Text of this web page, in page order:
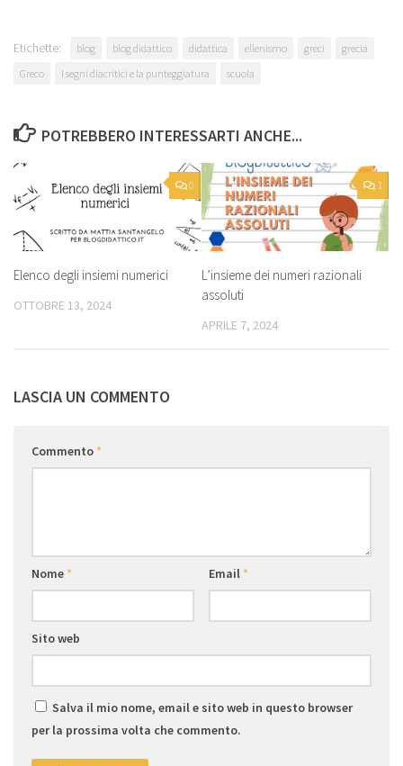
Etichette: blog blog didattico didattica ellenismo greci
grecia
Greco
I segni diacritici e la punteggiatura scuola
POTREBBERO INTERESSARTI ANCHE...
0
Elenco degli insiemi numerici
OTTOBRE 13, 2024
1
L’insieme dei numeri razionali
assoluti
APRILE 7, 2024
LASCIA UN COMMENTO
Commento*
Nome* Email*
Sito web
Salva il mio nome, email e sito web in questo browser
per la prossima volta che commento.